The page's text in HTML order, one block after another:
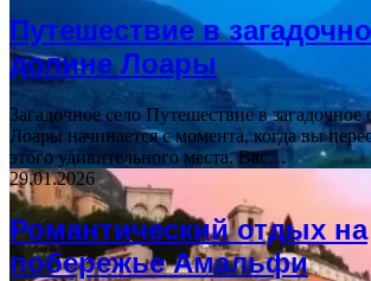
Путешествие в
долине Лоары
Загадочное село Путешествие в загадочное
Лоары начинается с момента, когда вы
этого удивительного места. Вас…
29.01.2026
Романтический отдых на
побережье Амальфи